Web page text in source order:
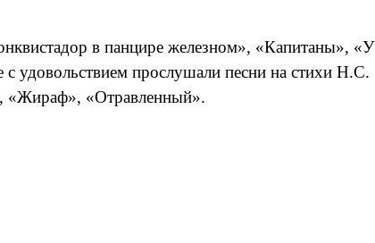
в панцире железном», «Капитаны», «У
удовольствием прослушали песни на стихи Н.С.
«Жираф», «Отравленный».